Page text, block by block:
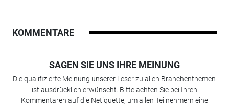
KOMMENTARE
SAGEN SIE UNS IHRE MEINUNG
Die qualifizierte Meinung unserer Leser zu allen Branchenthemen
ist ausdrücklich erwünscht. Bitte achten Sie bei Ihren
Kommentaren auf die Netiquette, um allen Teilnehmern eine